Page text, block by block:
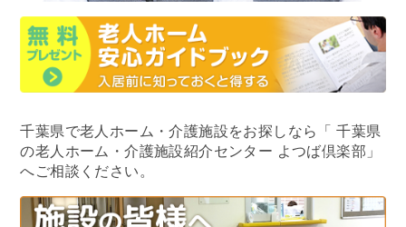
千葉県で老人ホーム・介護施設をお探しなら
「 千葉県
の老人ホーム・介護施設紹介センター よつば倶楽部」
へご相談ください。